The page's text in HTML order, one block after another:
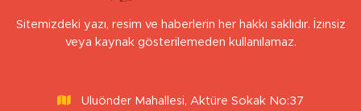
Sitemizdeki yazı, resim ve haberlerin her hakkı saklıdır. İzinsiz
veya kaynak gösterilemeden kullanılamaz.
Uluönder Mahallesi, Aktüre Sokak No:37